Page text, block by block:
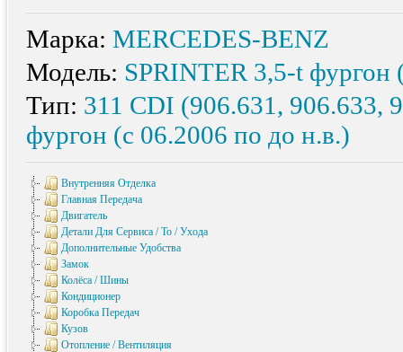
Марка: MERCEDES-BENZ
Модель: SPRINTER 3,5-t фургон
Тип: 311 CDI (906.631, 906.633,
фургон (с 06.2006 по до н.в.)
Внутренняя Отделка
Главная Передача
Двигатель
Детали Для Сервиса / То / Ухода
Дополнительные Удобства
Замок
Колёса / Шины
Кондиционер
Коробка Передач
Кузов
Отопление / Вентиляция